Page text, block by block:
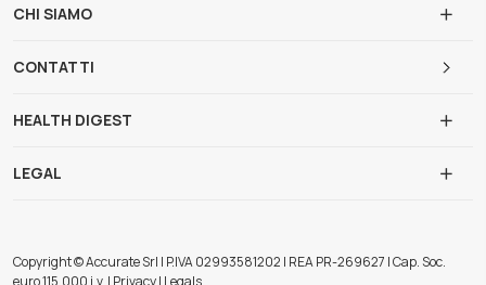
CHI SIAMO
CONTATTI
HEALTH DIGEST
LEGAL
Copyright © Accurate Srl | P.IVA 02993581202 | REA PR-269627 | Cap. Soc.
euro 115.000 i.v. | Privacy | Legals